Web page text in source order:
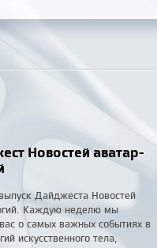
Новостей аватар-
Дайджеста Новостей
Каждую неделю мы
о самых важных событиях в
искусственного тела,